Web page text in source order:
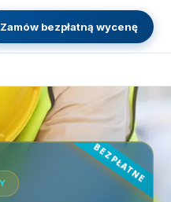
Zamów bezpłatną wycenę